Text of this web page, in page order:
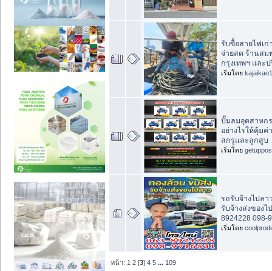
รับซื้อสายไฟเก่
จ่ายสด ร้านสม
กรุงเทพฯ แล
เริ่มโดย kajaikao1
ปั๊มลมอุตสาหก
อย่างไรให้คุ้มค่
สกรูและลูกสูบ
เริ่มโดย
รถรับจ้างไปลา
รับจ้างส่งของไ
8924228 098-
เริ่มโดย
หน้า: 1 2 [3]4 5 ... 109